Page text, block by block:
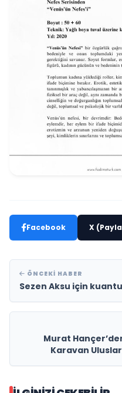
Facebook X
ÖNCEKI HABER
Sezen Aksu için
Murat
Karavan